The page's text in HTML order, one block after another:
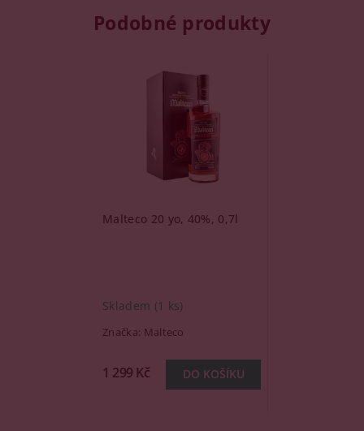
Podobné produkty
Malteco 20 yo, 40%, 0,7l
Skladem (1 ks)
Značka: Malteco
1 299 Kč